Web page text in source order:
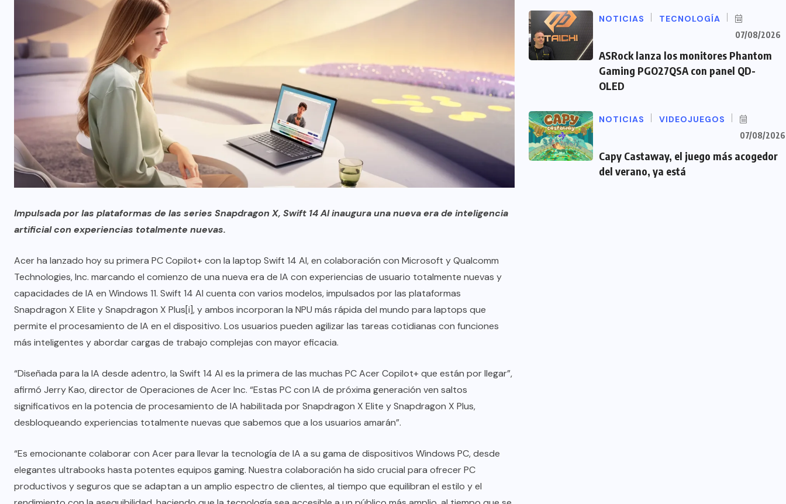
Impulsada por las plataformas de las series Snapdragon X, Swift 14 AI inaugura una nueva era de inteligencia
artificial con experiencias totalmente nuevas.
Acer ha lanzado hoy su primera PC Copilot+ con la laptop Swift 14 AI, en colaboración con Microsoft y Qualcomm
Technologies, Inc. marcando el comienzo de una nueva era de IA con experiencias de usuario totalmente nuevas y
capacidades de IA en Windows 11. Swift 14 AI cuenta con varios modelos, impulsados por las plataformas
Snapdragon X Elite y Snapdragon X Plus[i], y ambos incorporan la NPU más rápida del mundo para laptops que
permite el procesamiento de IA en el dispositivo. Los usuarios pueden agilizar las tareas cotidianas con funciones
más inteligentes y abordar cargas de trabajo complejas con mayor eficacia.
“Diseñada para la IA desde adentro, la Swift 14 AI es la primera de las muchas PC Acer Copilot+ que están por llegar”,
afirmó Jerry Kao, director de Operaciones de Acer Inc. “Estas PC con IA de próxima generación ven saltos
significativos en la potencia de procesamiento de IA habilitada por Snapdragon X Elite y Snapdragon X Plus,
desbloqueando experiencias totalmente nuevas que sabemos que a los usuarios amarán”.
“Es emocionante colaborar con Acer para llevar la tecnología de IA a su gama de dispositivos Windows PC, desde
elegantes ultrabooks hasta potentes equipos gaming. Nuestra colaboración ha sido crucial para ofrecer PC
productivos y seguros que se adaptan a un amplio espectro de clientes, al tiempo que equilibran el estilo y el
NOTICIAS TECNOLOGÍA
07/08/2026
ASRock lanza los monitores Phantom
Gaming PGO27QSA con panel QD-
OLED
NOTICIAS VIDEOJUEGOS
07/08/2026
Capy Castaway, el juego más acogedor
del verano, ya está